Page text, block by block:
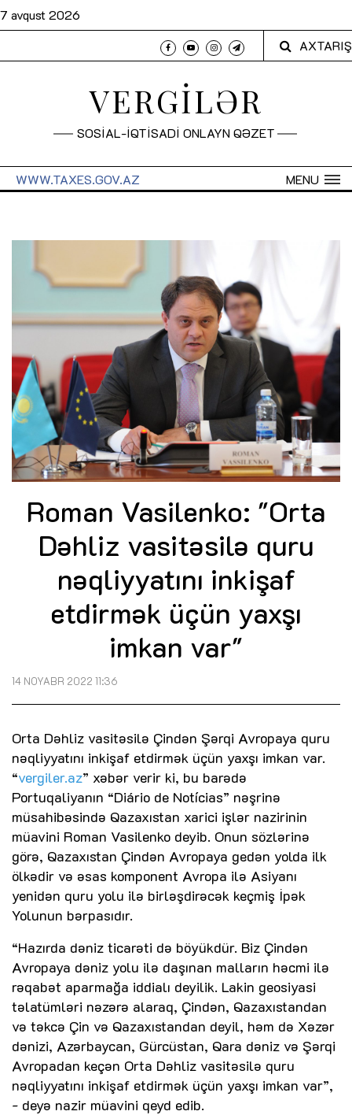
7 avqust 2026
AXTARIŞ
VERGİLƏR
SOSİAL-İQTİSADİ ONLAYN QƏZET
MENU
WWW.TAXES.GOV.AZ
Roman Vasilenko: "Orta
Dəhliz vasitəsilə quru
nəqliyyatını inkişaf
etdirmək üçün yaxşı
imkan var"
14 NOYABR 2022 11:36
Orta Dəhliz vasitəsilə Çindən Şərqi Avropaya quru
nəqliyyatını inkişaf etdirmək üçün yaxşı imkan var.
“vergiler.az” xəbər verir ki, bu barədə
Portuqaliyanın “Diário de Notícias” nəşrinə
müsahibəsində Qazaxıstan xarici işlər nazirinin
müavini Roman Vasilenko deyib. Onun sözlərinə
görə, Qazaxıstan Çindən Avropaya gedən yolda ilk
ölkədir və əsas komponent Avropa ilə Asiyanı
yenidən quru yolu ilə birləşdirəcək keçmiş İpək
Yolunun bərpasıdır.
“Hazırda dəniz ticarəti də böyükdür. Biz Çindən
Avropaya dəniz yolu ilə daşınan malların həcmi ilə
rəqabət aparmağa iddialı deyilik. Lakin geosiyasi
təlatümləri nəzərə alaraq, Çindən, Qazaxıstandan
və təkcə Çin və Qazaxıstandan deyil, həm də Xəzər
dənizi, Azərbaycan, Gürcüstan, Qara dəniz və Şərqi
Avropadan keçən Orta Dəhliz vasitəsilə quru
nəqliyyatını inkişaf etdirmək üçün yaxşı imkan var”,
- deyə nazir müavini qeyd edib.